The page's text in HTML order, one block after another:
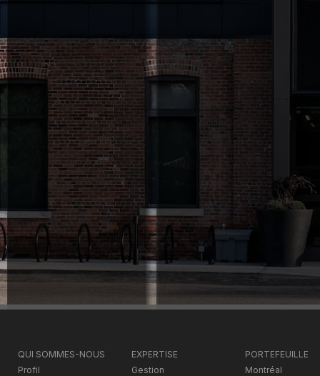
QUI SOMMES-NOUS
Profil
EXPERTISE
Gestion
PORTEFEUILLE
Montréal